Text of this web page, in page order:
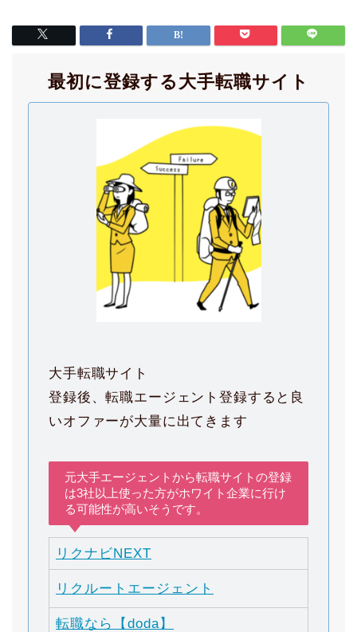
最初に登録する大手転職サイト
大手転職サイト
登録後、転職エージェント登録すると良
いオファーが大量に出てきます
元大手エージェントから転職サイトの登録
は3社以上使った方がホワイト企業に行け
る可能性が高いそうです。
リクナビNEXT
リクルートエージェント
転職なら【doda】